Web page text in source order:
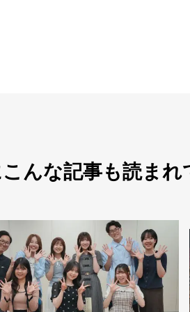
んな記事も読ま